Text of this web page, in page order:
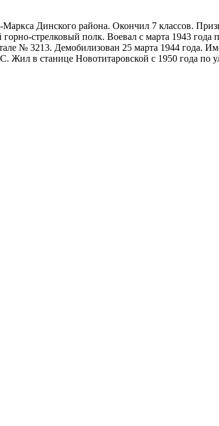
Маркса Динского района. Окончил 7 классов.
стрелковый полк. Воевал с марта 1943 года
№ 3213. Демобилизован 25 марта 1944
в станице Новотитаровской с 1950 года по